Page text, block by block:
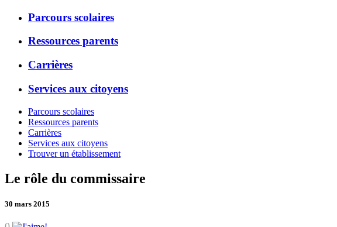
Parcours scolaires
Ressources parents
Carrières
Services aux citoyens
Parcours scolaires
Ressources parents
Carrières
Services aux citoyens
Trouver un établissement
Le rôle du commissaire
30 mars 2015